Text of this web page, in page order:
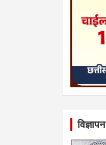
विज्ञापन